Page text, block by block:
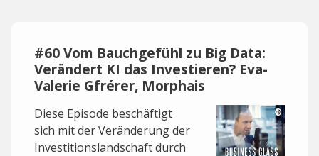
#60 Vom Bauchgefühl zu Big Data:
Verändert KI das Investieren? Eva-
Valerie Gfrérer, Morphais
Diese Episode beschäftigt
sich mit der Veränderung der
Investitionslandschaft durch